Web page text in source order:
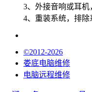
3、外接音响或耳机
4、重装系统，排除
©2012-2026
娄底电脑维修
电脑远程维修